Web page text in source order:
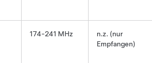
174-241 MHz
n.z. (nur
Empfangen)